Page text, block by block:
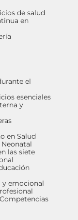
de salud
en
el
esenciales
y
en Salud
las siete
y emocional